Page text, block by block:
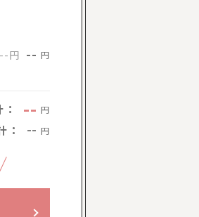
円 -- 円
-- 円
： -- 円